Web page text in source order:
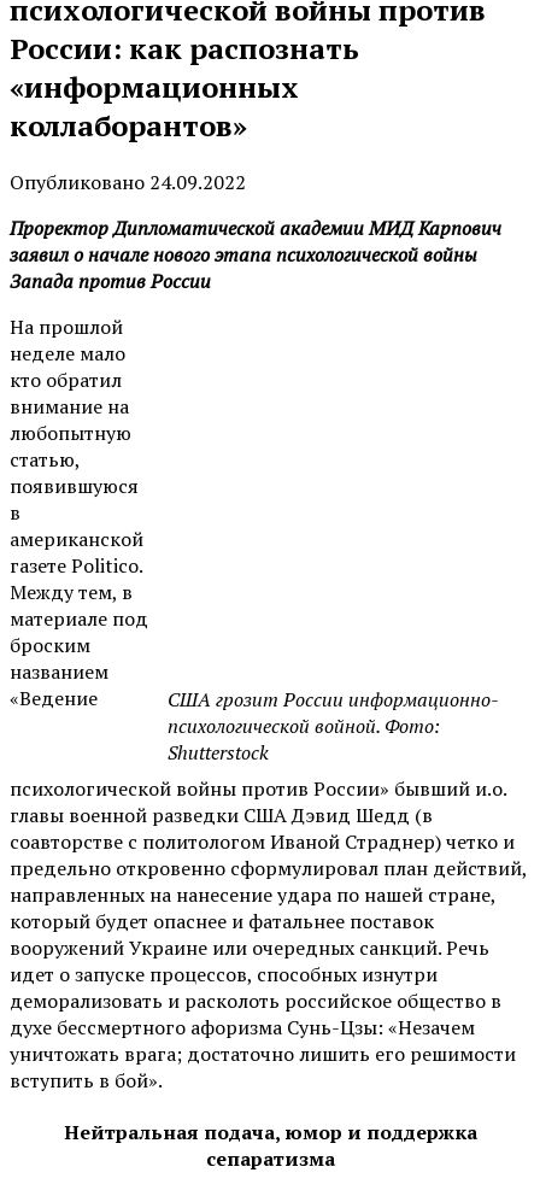
психологической войны против
России: как распознать
«информационных
коллаборантов»
Опубликовано 24.09.2022
Проректор Дипломатической академии МИД Карпович
заявил о начале нового этапа психологической войны
Запада против России
США грозит России информационно-
психологической войной. Фото:
Shutterstock
На прошлой
неделе мало
кто обратил
внимание на
любопытную
статью,
появившуюся
в
американской
газете Politico.
Между тем, в
материале под
броским
названием
«Ведение
психологической войны против России» бывший и.о.
главы военной разведки США Дэвид Шедд (в
соавторстве с политологом Иваной Страднер) четко и
предельно откровенно сформулировал план действий,
направленных на нанесение удара по нашей стране,
который будет опаснее и фатальнее поставок
вооружений Украине или очередных санкций. Речь
идет о запуске процессов, способных изнутри
деморализовать и расколоть российское общество в
духе бессмертного афоризма Сунь-Цзы: «Незачем
уничтожать врага; достаточно лишить его решимости
вступить в бой».
Нейтральная подача, юмор и поддержка
сепаратизма